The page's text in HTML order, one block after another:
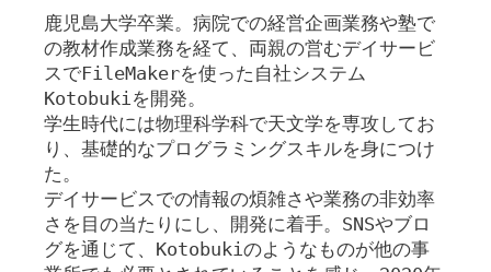
鹿児島大学卒業。病院での経営企画業務や塾で
の教材作成業務を経て、両親の営むデイサービ
スでFileMakerを使った自社システム
Kotobukiを開発。
学生時代には物理科学科で天文学を専攻してお
り、基礎的なプログラミングスキルを身につけ
た。
デイサービスでの情報の煩雑さや業務の非効率
さを目の当たりにし、開発に着手。SNSやブロ
グを通じて、Kotobukiのようなものが他の事